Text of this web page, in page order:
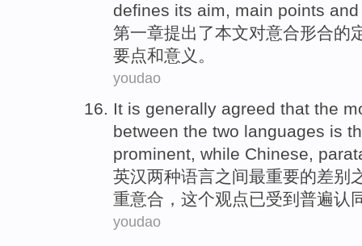
defines its aim, main points and
第一章提出了本文对意合形合的
要点和意义。
youdao
It is generally agreed that the
between the two languages is
prominent, while Chinese,
英汉两种语言之间最重要的差别
重意合，这个观点已受到 普遍认
youdao